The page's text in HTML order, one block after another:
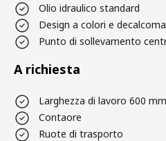
Olio idraulico standard
Design a colori e
Punto di sollevamento
A richiesta
Larghezza di lavoro 600 mm
Contaore
Ruote di trasporto